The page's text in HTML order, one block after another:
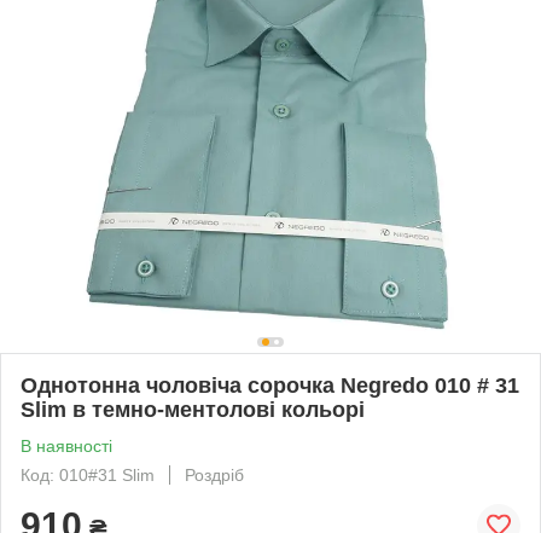
Однотонна чоловіча сорочка Negredo 010 # 31
Slim в темно-ментолові кольорі
В наявності
Код: 010#31 Slim
Роздріб
910